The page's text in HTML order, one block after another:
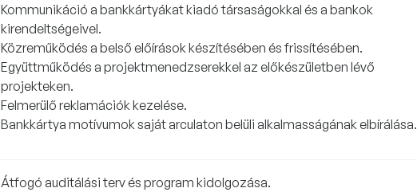
Kommunikáció a bankkártyákat kiadó társaságokkal és a bankok
kirendeltségeivel.
Közreműködés a belső előírások készítésében és frissítésében.
Együttműködés a projektmenedzserekkel az előkészületben lévő
projekteken.
Felmerülő reklamációk kezelése.
Bankkártya motívumok saját arculaton belüli alkalmasságának elbírálása.
Átfogó auditálási terv és program kidolgozása.